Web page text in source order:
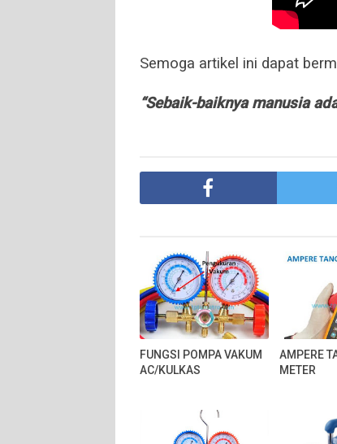
Semoga artikel ini dapat
“Sebaik-baiknya manusia
FUNGSI POMPA VAKUM
AC/KULKAS
AMPERE
METER